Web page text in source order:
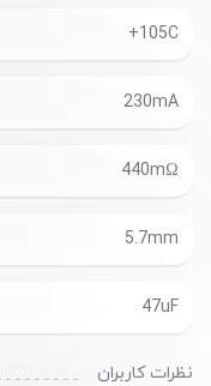
+105C
230mA
440mΩ
5.7mm
47uF
نظرات کاربران